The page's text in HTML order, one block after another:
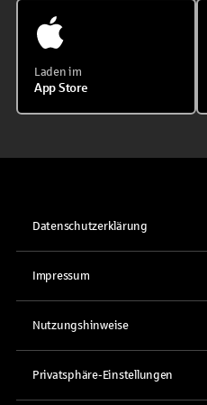
Laden im
App Store
Datenschutzerklärung
Impressum
Nutzungshinweise
Privatsphäre-Einstellungen